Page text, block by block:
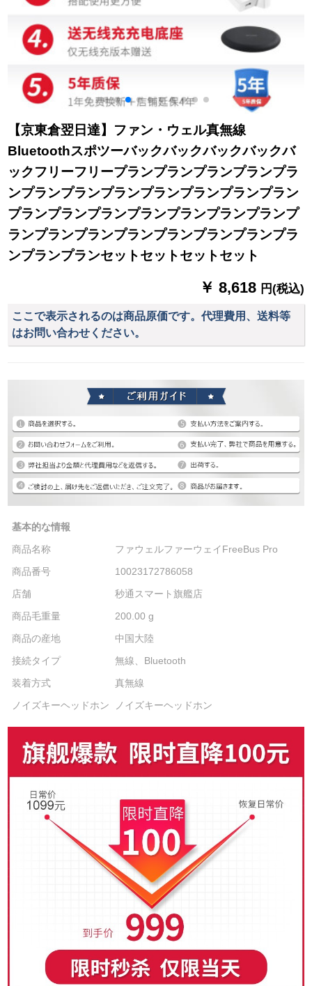
【京東倉翌日達】ファン・ウェル真無線
Bluetoothスポツーバックバックバックバックバ
ックフリーフリープランプランプランプランプラ
ンプランプランプランプランプランプランプラン
プランプランプランプランプランプランプランプ
ランプランプランプランプランプランプランプラ
ンプランプランセットセットセットセット
￥ 8,618 円(税込)
ここで表示されるのは商品原価です。代理費用、送料等
はお問い合わせください。
基本的な情報
商品名称
ファウェルファーウェイFreeBus Pro
商品番号
10023172786058
店舗
秒通スマート旗艦店
商品毛重量
200.00 g
商品の産地
中国大陸
接続タイプ
無線、Bluetooth
装着方式
真無線
ノイズキーヘッドホン
ノイズキーヘッドホン